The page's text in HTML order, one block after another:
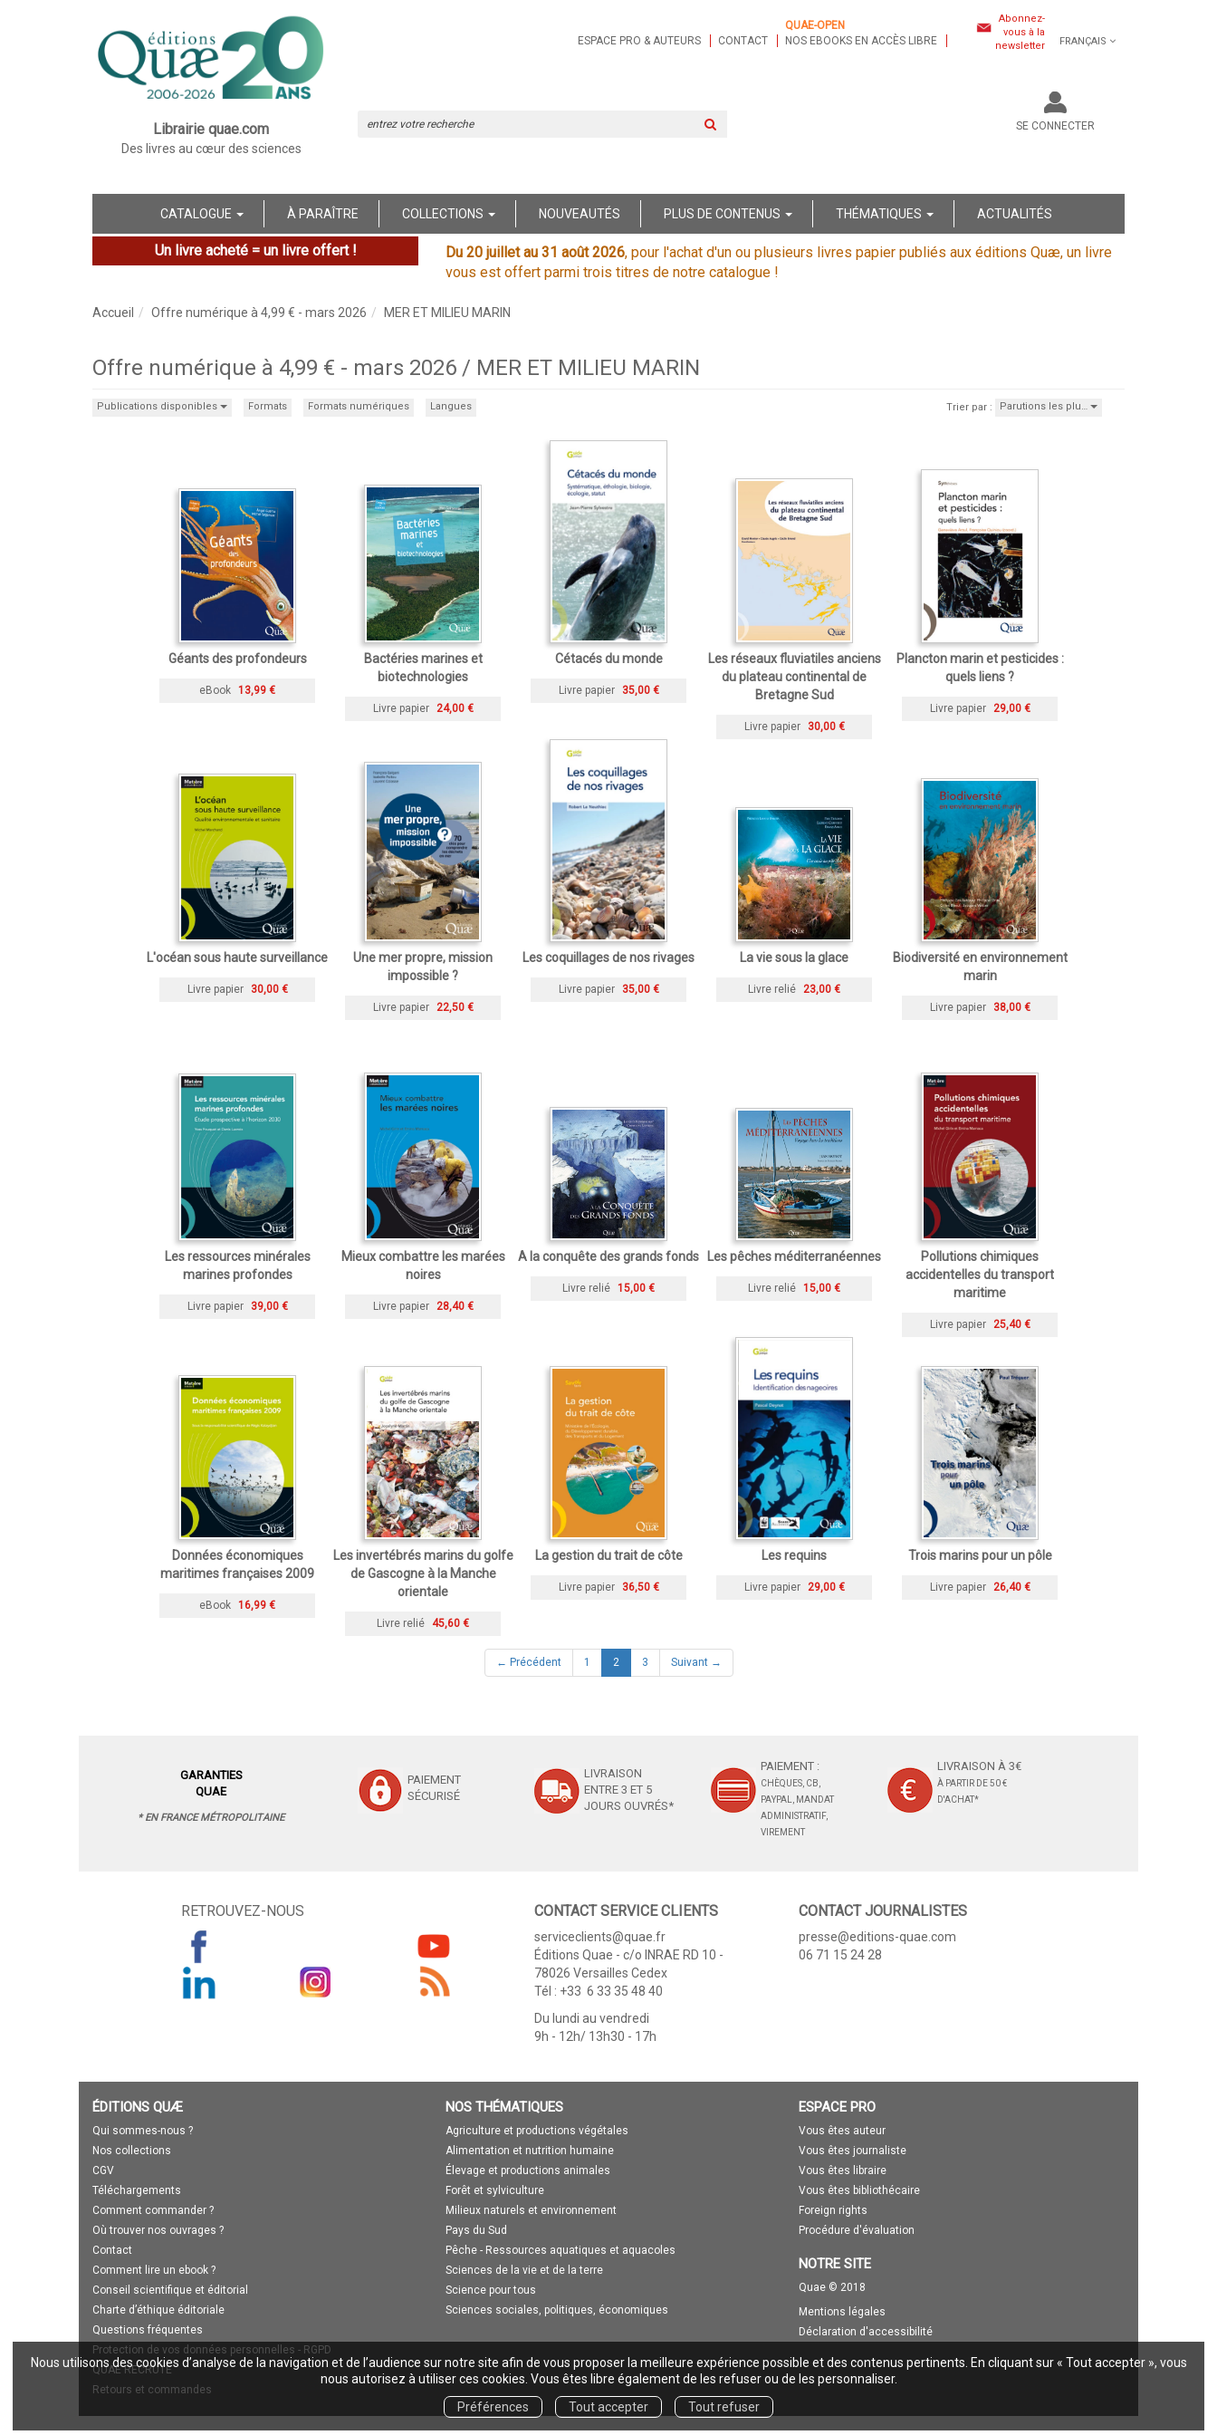
Nous utilisons des cookies d’analyse de la navigation et de l’audience sur notre site afin de vous proposer la meilleure expérience possible et des contenus pertinents. En cliquant sur « Tout accepter », vous
nous autorisez à utiliser ces cookies. Vous êtes libre également de les refuser ou de les personnaliser.
Préférences
Tout accepter Tout refuser
Librairie quae.com
Des livres au cœur des sciences
ESPACE PRO & AUTEURS CONTACT
QUAE-OPEN
NOS EBOOKS EN ACCÈS LIBRE
Abonnez-
vous à la
newsletter
FRANÇAIS
SE CONNECTER
CATALOGUE À PARAÎTRE COLLECTIONS NOUVEAUTÉS PLUS DE CONTENUS THÉMATIQUES ACTUALITÉS
Un livre acheté = un livre offert ! Du 20 juillet au 31 août 2026, pour l'achat d'un ou plusieurs livres papier publiés aux éditions Quæ, un livre
vous est offert parmi trois titres de notre catalogue !
Accueil Offre numérique à 4,99 € - mars 2026 MER ET MILIEU MARIN
Offre numérique à 4,99 € - mars 2026 / MER ET MILIEU MARIN
Publications disponibles Formats Formats numériques Langues Trier par : Parutions les plu…
Géants des profondeurs
eBook 13,99 €
Bactéries marines et
biotechnologies
Livre papier 24,00 €
Cétacés du monde
Livre papier 35,00 €
Les réseaux fluviatiles anciens
du plateau continental de
Bretagne Sud
Livre papier 30,00 €
Plancton marin et pesticides :
quels liens ?
Livre papier 29,00 €
L'océan sous haute surveillance
Livre papier 30,00 €
Une mer propre, mission
impossible ?
Livre papier 22,50 €
Les coquillages de nos rivages
Livre papier 35,00 €
La vie sous la glace
Livre relié 23,00 €
Biodiversité en environnement
marin
Livre papier 38,00 €
Les ressources minérales
marines profondes
Livre papier 39,00 €
Mieux combattre les marées
noires
Livre papier 28,40 €
A la conquête des grands fonds
Livre relié 15,00 €
Les pêches méditerranéennes
Livre relié 15,00 €
Pollutions chimiques
accidentelles du transport
maritime
Livre papier 25,40 €
Données économiques
maritimes françaises 2009
eBook 16,99 €
Les invertébrés marins du golfe
de Gascogne à la Manche
orientale
Livre relié 45,60 €
La gestion du trait de côte
Livre papier 36,50 €
Les requins
Livre papier 29,00 €
Trois marins pour un pôle
Livre papier 26,40 €
← Précédent 1 2(current)
3 Suivant →
GARANTIES
QUAE
* EN FRANCE MÉTROPOLITAINE
PAIEMENT
SÉCURISÉ
LIVRAISON
ENTRE 3 ET 5
JOURS OUVRÉS*
PAIEMENT :
CHÈQUES, CB,
PAYPAL, MANDAT
ADMINISTRATIF,
VIREMENT
LIVRAISON À 3€
À PARTIR DE 50 €
D'ACHAT*
RETROUVEZ-NOUS CONTACT SERVICE CLIENTS
serviceclients@quae.fr
Éditions Quae - c/o INRAE RD 10 -
78026 Versailles Cedex
Tél : +33 6 33 35 48 40
Du lundi au vendredi
9h - 12h/ 13h30 - 17h
CONTACT JOURNALISTES
presse@editions-quae.com
06 71 15 24 28
ÉDITIONS QUÆ
Qui sommes-nous ?
Nos collections
CGV
Téléchargements
Comment commander ?
Où trouver nos ouvrages ?
Contact
Comment lire un ebook ?
Conseil scientifique et éditorial
Charte d’éthique éditoriale
Questions fréquentes
Protection de vos données personnelles - RGPD
QUAE RECRUTE
Retours et commandes
NOS THÉMATIQUES
Agriculture et productions végétales
Alimentation et nutrition humaine
Élevage et productions animales
Forêt et sylviculture
Milieux naturels et environnement
Pays du Sud
Pêche - Ressources aquatiques et aquacoles
Sciences de la vie et de la terre
Science pour tous
Sciences sociales, politiques, économiques
ESPACE PRO
Vous êtes auteur
Vous êtes journaliste
Vous êtes libraire
Vous êtes bibliothécaire
Foreign rights
Procédure d'évaluation
NOTRE SITE
Quae © 2018
Mentions légales
Déclaration d'accessibilité